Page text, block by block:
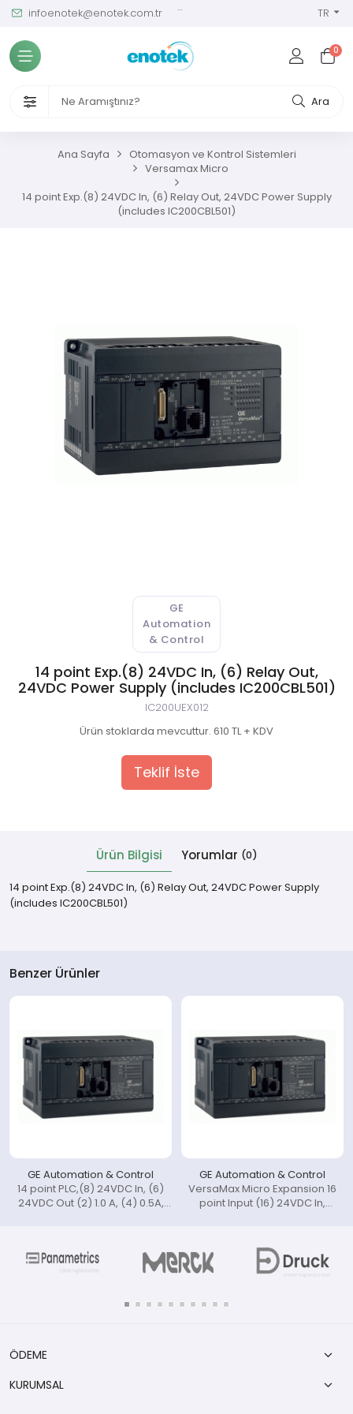
infoenotek@enotek.com.tr TR
0
Ara
Tüm Kategoriler
Kalibrasyon Masası
VE İŞÇİ SAĞLIĞI CİHAZLARI
Ölçerler ve Kalibratörler
Atıksu Numune Alma Cihazları
Online Sistemleri
Validasyon Sistemleri
Atmosferi Test Cihazları
ve Kontrol Sistemleri
Ana Sayfa
Otomasyon ve Kontrol Sistemleri
Versamax Micro
14 point Exp.(8) 24VDC In, (6) Relay Out, 24VDC Power Supply
(includes IC200CBL501)
GE
Automation
& Control
14 point Exp.(8) 24VDC In, (6) Relay Out,
24VDC Power Supply (includes IC200CBL501)
IC200UEX012
Ürün stoklarda mevcuttur. 610 TL + KDV
Teklif İste
Ürün Bilgisi Yorumlar (0)
14 point Exp.(8) 24VDC In, (6) Relay Out, 24VDC Power Supply
(includes IC200CBL501)
Benzer Ürünler
GE Automation & Control
14 point PLC,(8) 24VDC In, (6)
24VDC Out (2) 1.0 A, (4) 0.5A,
GE Automation & Control
VersaMax Micro Expansion 16
point Input (16) 24VDC In,
ÖDEME
KURUMSAL